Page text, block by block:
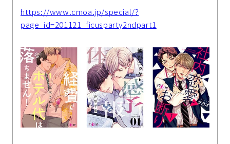
https://www.cmoa.jp/special/?
page_id=201121_ficusparty2ndpart1